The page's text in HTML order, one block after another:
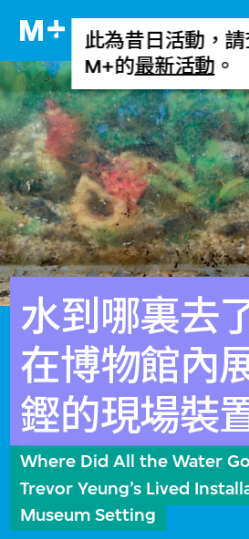
此為昔日活動，
M+的最新活動 。
水到哪裏去
在博物館內
鏗的現場裝
Where Did All the Water
Trevor Yeung’s Lived
Museum Setting